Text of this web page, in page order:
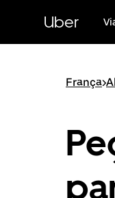
conteúdo
Uber
França>